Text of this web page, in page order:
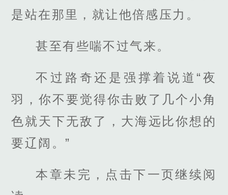
是站在那里，就让他倍感压力。
甚至有些喘不过气来。
不过路奇还是强撑着说道“夜
羽，你不要觉得你击败了几个小角
色就天下无敌了，大海远比你想的
要辽阔。”
本章未完，点击下一页继续阅